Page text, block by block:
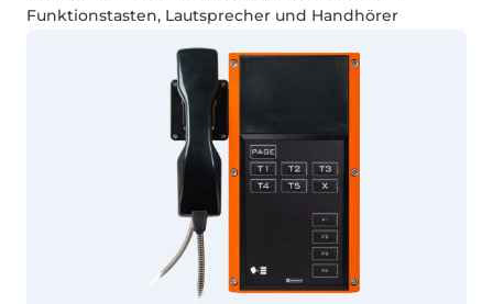
Funktionstasten, Lautsprecher und Handhörer